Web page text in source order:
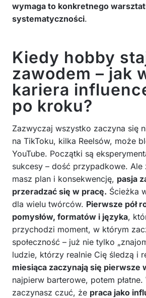
wymaga to konkretnego
systematyczności.
Kiedy hobby
zawodem – jak
kariera
po kroku?
Zazwyczaj wszystko zaczyna się
na TikToku, kilka Reelsów, może
YouTube. Początki są
sukcesy – dość przypadkowe. Ale
masz plan i konsekwencję, pasja
przeradzać się w pracę. Ścieżka
dla wielu twórców. Pierwsze pół
pomysłów, formatów i języka,
przychodzi moment, w którym
społeczność – już nie tylko
ludzie, którzy realnie Cię śledzą i
miesiąca zaczynają się pierwsze
najpierw barterowe, potem
zaczynasz czuć, że praca jako